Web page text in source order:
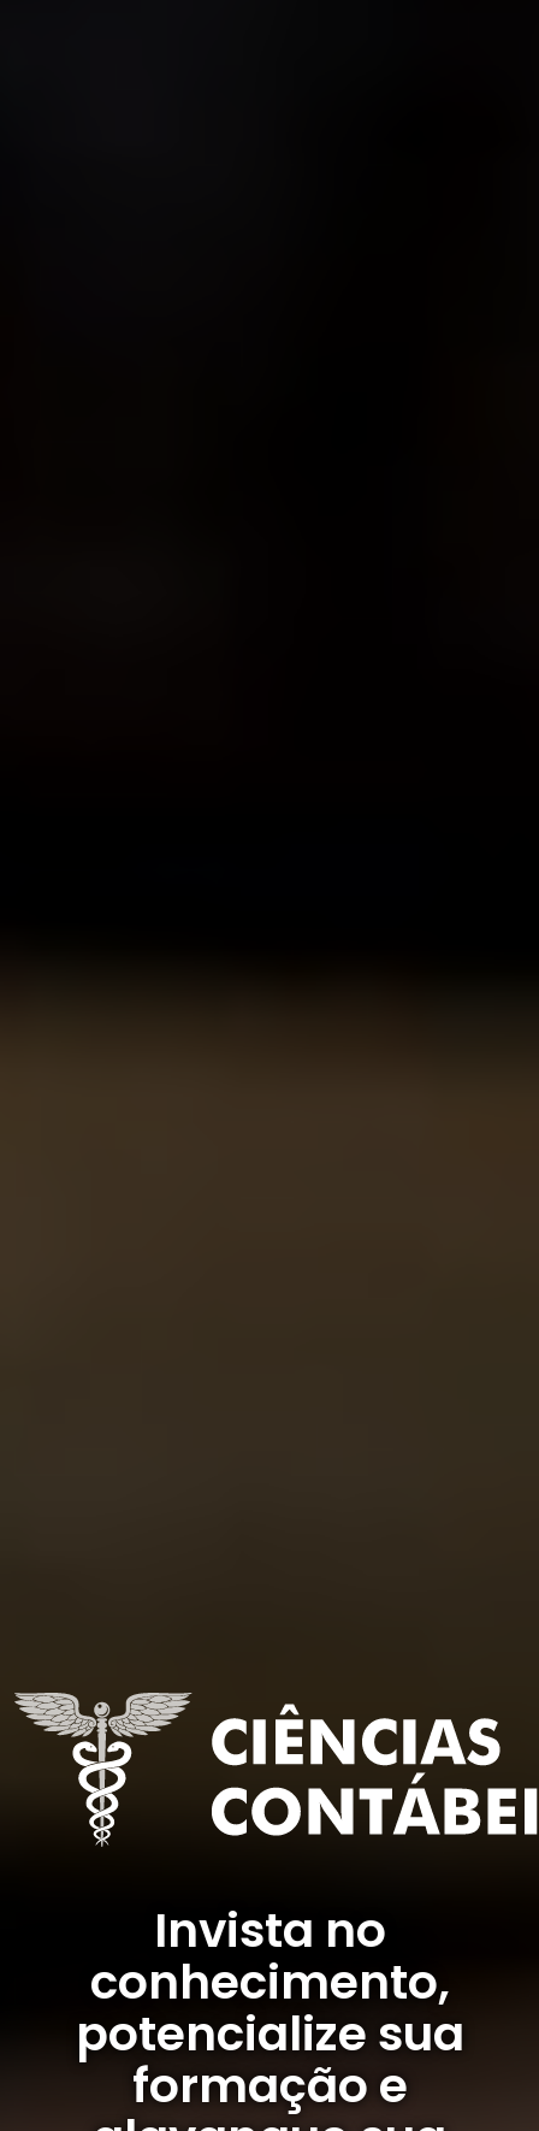
Invista no
conhecimento,
potencialize sua
formação e